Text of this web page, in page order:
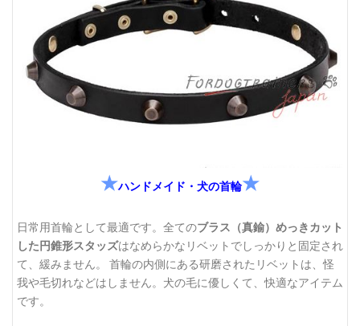
★ハンドメイド・犬の首輪★
日常用首輪として最適です。全てのブラス（真鍮）めっきカット
した円錐形スタッズはなめらかなリベットでしっかりと固定され
て、緩みません。 首輪の内側にある研磨されたリベットは、怪
我や毛切れなどはしません。犬の毛に優しくて、快適なアイテム
です。